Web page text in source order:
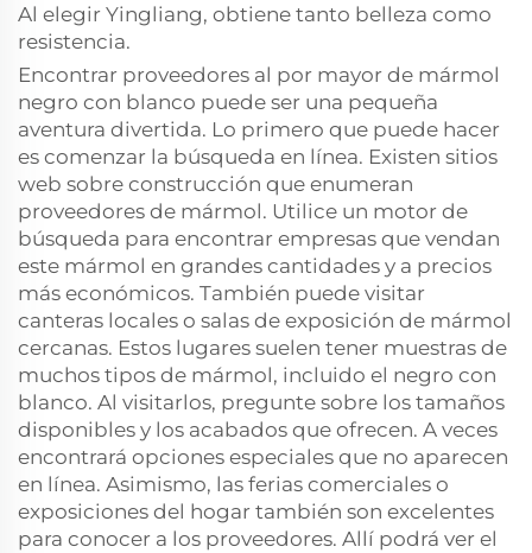
Al elegir Yingliang, obtiene tanto belleza como
resistencia.
Encontrar proveedores al por mayor de mármol
negro con blanco puede ser una pequeña
aventura divertida. Lo primero que puede hacer
es comenzar la búsqueda en línea. Existen sitios
web sobre construcción que enumeran
proveedores de mármol. Utilice un motor de
búsqueda para encontrar empresas que vendan
este mármol en grandes cantidades y a precios
más económicos. También puede visitar
canteras locales o salas de exposición de mármol
cercanas. Estos lugares suelen tener muestras de
muchos tipos de mármol, incluido el negro con
blanco. Al visitarlos, pregunte sobre los tamaños
disponibles y los acabados que ofrecen. A veces
encontrará opciones especiales que no aparecen
en línea. Asimismo, las ferias comerciales o
exposiciones del hogar también son excelentes
para conocer a los proveedores. Allí podrá ver el